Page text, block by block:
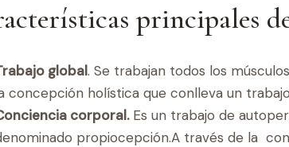
principales
global. Se trabajan todos los
concepción holística que conlleva un
corporal.Es un trabajo de
propiocepción.A través de la